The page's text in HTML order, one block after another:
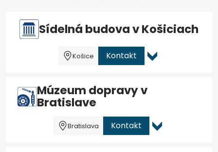
Sídelná budova v Košiciach
Košice Kontakt
Múzeum dopravy v
Bratislave
Bratislava Kontakt